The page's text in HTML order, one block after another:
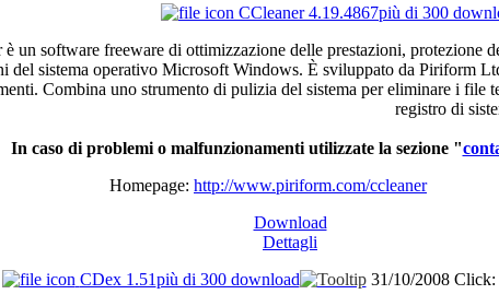
CCleaner 4.19.4867più di 300
èun software freeware di ottimizzazione delle prestazioni, protezione
del sistema operativo Microsoft Windows. È sviluppato da Piriform
. Combina uno strumento di pulizia del sistema pereliminare i file
registro di
In caso di problemio malfunzionamenti utilizzatela sezione"
Homepage: http://www.piriform.com/ccleaner
Download
Dettagli
CDex 1.51più di 300 download 31/10/2008 Click: